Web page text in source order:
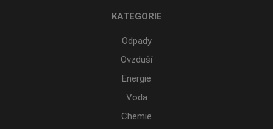
KATEGORIE
Odpady
Ovzduší
Energie
Voda
Chemie